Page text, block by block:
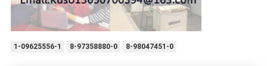
1-09625556-1 8-97358880-0 8-98047451-0